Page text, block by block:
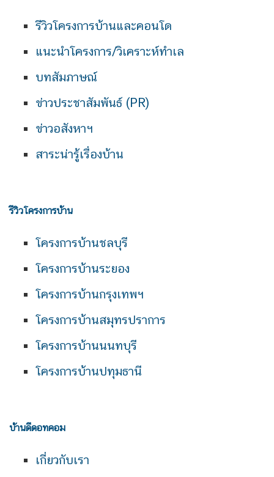
รีวิวโครงการบ้านและคอนโด
แนะนำโครงการ/วิเคราะห์ทำเล
บทสัมภาษณ์
ข่าวประชาสัมพันธ์ (PR)
ข่าวอสังหาฯ
สาระน่ารู้เรื่องบ้าน
รีวิวโครงการบ้าน
โครงการบ้านชลบุรี
โครงการบ้านระยอง
โครงการบ้านกรุงเทพฯ
โครงการบ้านสมุทรปราการ
โครงการบ้านนนทบุรี
โครงการบ้านปทุมธานี
บ้านดีดอทคอม
เกี่ยวกับเรา